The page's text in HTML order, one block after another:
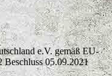
e.V. gemäß EU-
05.09.2021